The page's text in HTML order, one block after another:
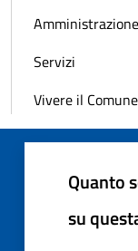
Amministrazione
Servizi
Vivere il Comune
Quanto
su